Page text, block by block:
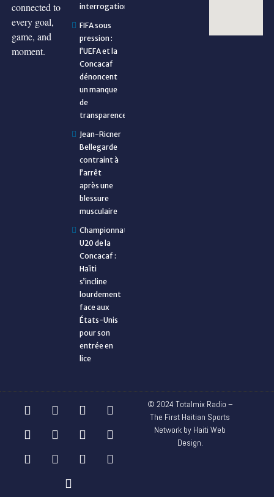
connected to
every goal,
game, and
moment.
interrogations
FIFA sous
pression :
l’UEFA et la
Concacaf
dénoncent
un manque
de
transparence
Jean-Ricner
Bellegarde
contraint à
l’arrêt
après une
blessure
musculaire
Championnat
U20 de la
Concacaf :
Haïti
s’incline
lourdement
face aux
États-Unis
pour son
entrée en
lice
© 2024 Totalmix Radio –
The First Haitian Sports
Network by Haiti Web
Design.